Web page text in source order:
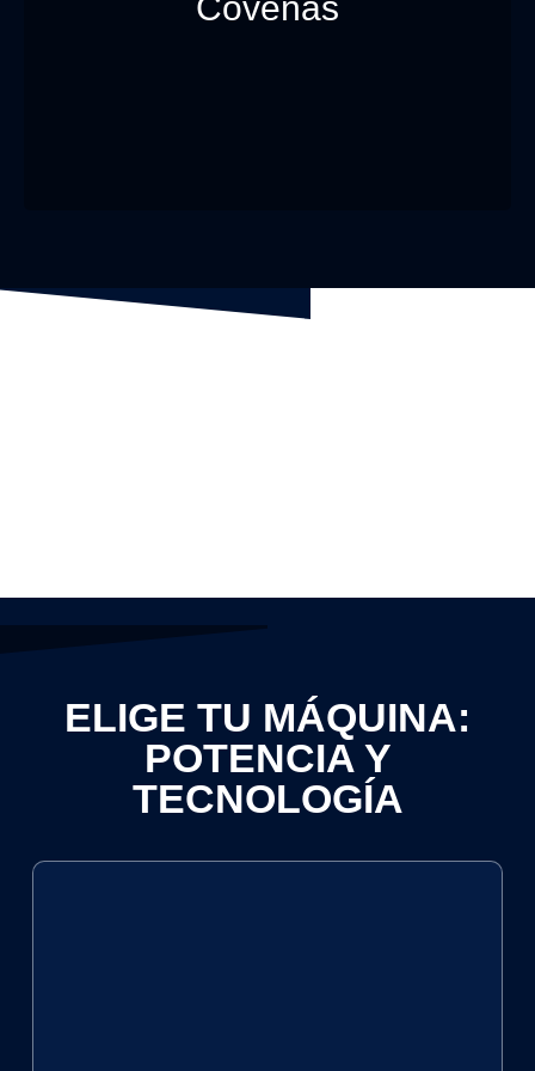
costeras más disfrutadas por moteros,
gracias a sus largos tramos frente al mar y
ELIGE TU MÁQUINA:
POTENCIA Y
TECNOLOGÍA